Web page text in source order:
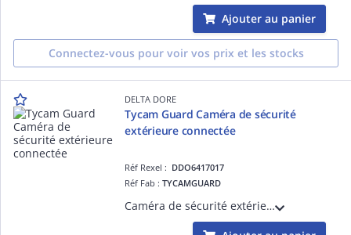
Ajouter au panier
Connectez-vous pour voir vos prix et les stocks
DELTA DORE
Tycam Guard Caméra de sécurité
extérieure connectée
Réf Rexel : DDO6417017
Réf Fab :TYCAMGUARD
Caméra de sécurité extérieure connectée, full HD (1080p), grand angle (130°), vision nocturne couleur, détection d'humain et de véhicule, personnalisation des zones de détection, sirène intégrée, audio-bidirectionnel, IP67, sans abonnement